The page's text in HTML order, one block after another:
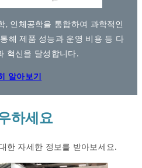
, 인체공학을 통합하여 과학적인
해 제품 성능과 운영 비용 등 다
혁신을 달성합니다.
알아보기
하세요
한 자세한 정보를 받아보세요.